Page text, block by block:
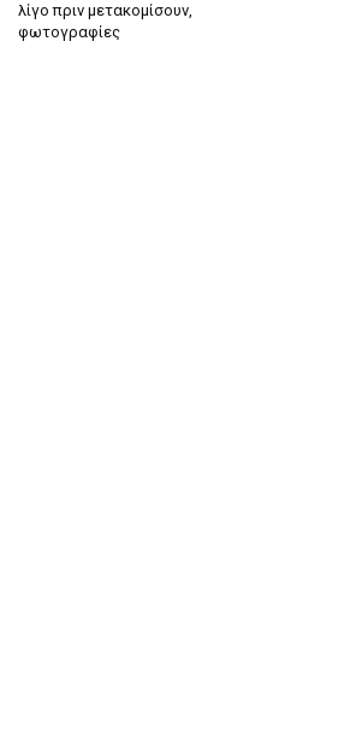
λίγο πριν μετακομίσουν,
φωτογραφίες